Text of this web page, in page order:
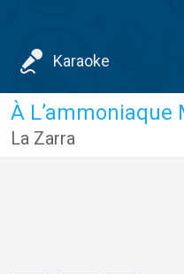
Karaoke
À L’ammoniaque
La Zarra